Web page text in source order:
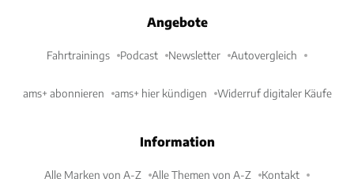
Angebote
Fahrtrainings Podcast Newsletter Autovergleich
ams+ abonnieren ams+ hier kündigen Widerruf digitaler Käufe
Information
Alle Marken von A-Z Alle Themen von A-Z Kontakt